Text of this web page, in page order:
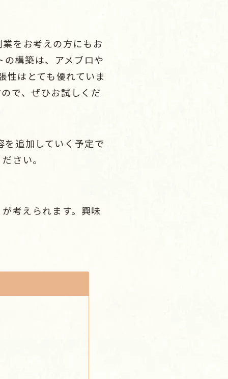
をお考えの方にもお
構築は、アメブロや
はとても優れていま
で、ぜひお試しくだ
追加していく予定で
さい。
考えられます。興味